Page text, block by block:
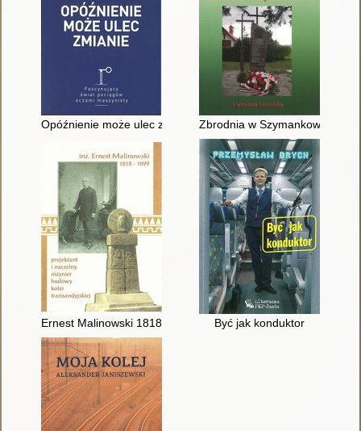
Opóźnienie może ulec zmianie Zbrodnia w Szymankowie 1
Ernest Malinowski 1818-1899 : projektant i naczelny inżynier
Być jak konduktor